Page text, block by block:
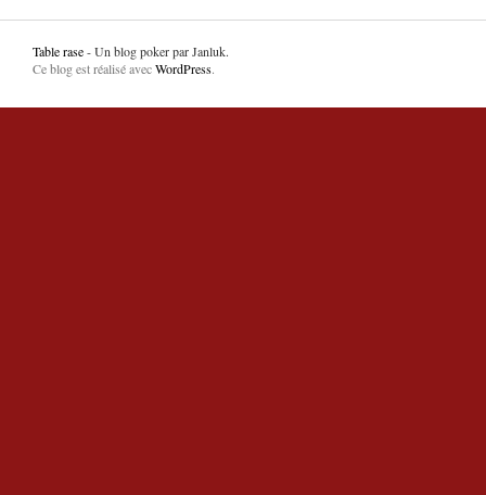
Table rase- Un blog poker par Janluk.
Ce blog est réalisé avecWordPress.